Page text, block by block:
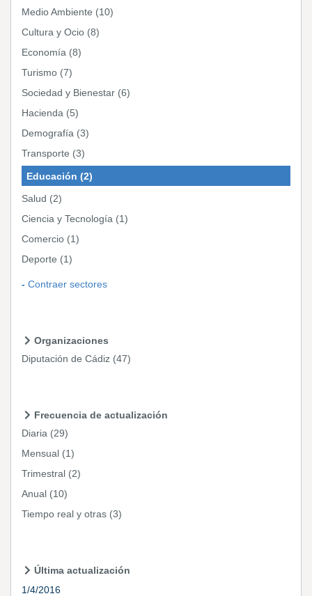
Medio Ambiente (10)
Cultura y Ocio (8)
Economía (8)
Turismo (7)
Sociedad y Bienestar (6)
Hacienda (5)
Demografía (3)
Transporte (3)
Educación (2)
Salud (2)
Ciencia y Tecnología (1)
Comercio (1)
Deporte (1)
Contraer sectores
Organizaciones
Diputación de Cádiz (47)
Frecuencia de actualización
Diaria (29)
Mensual (1)
Trimestral (2)
Anual (10)
Tiempo real y otras (3)
Última actualización
1/4/2016